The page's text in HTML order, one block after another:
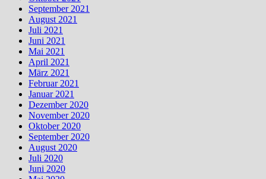
September 2021
August 2021
Juli 2021
Juni 2021
Mai 2021
April 2021
März 2021
Februar 2021
Januar 2021
Dezember 2020
November 2020
Oktober 2020
September 2020
August 2020
Juli 2020
Juni 2020